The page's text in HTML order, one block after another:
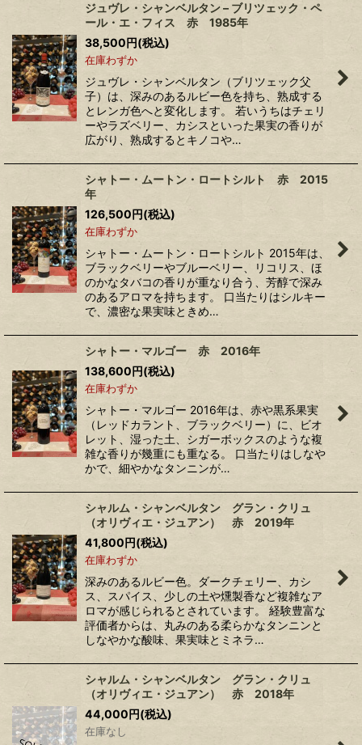
ジュヴレ・シャンベルタン – ブリツェック・ペ
ール・エ・フィス 赤 1985年
38,500円(税込)
在庫わずか
ジュヴレ・シャンベルタン（ブリツェック父
子）は、深みのあるルビー色を持ち、熟成する
とレンガ色へと変化します。 若いうちはチェリ
ーやラズベリー、カシスといった果実の香りが
広がり、熟成するとキノコや…
シャトー・ムートン・ロートシルト 赤 2015
年
126,500円(税込)
在庫わずか
シャトー・ムートン・ロートシルト 2015年は、
ブラックベリーやブルーベリー、リコリス、ほ
のかなタバコの香りが重なり合う、芳醇で深み
のあるアロマを持ちます。 口当たりはシルキー
で、濃密な果実味ときめ…
シャトー・マルゴー 赤 2016年
138,600円(税込)
在庫わずか
シャトー・マルゴー 2016年は、赤や黒系果実
（レッドカラント、ブラックベリー）に、ビオ
レット、湿った土、シガーボックスのような複
雑な香りが幾重にも重なる。 口当たりはしなや
かで、細やかなタンニンが…
シャルム・シャンベルタン グラン・クリュ
（オリヴィエ・ジュアン） 赤 2019年
41,800円(税込)
在庫わずか
深みのあるルビー色。ダークチェリー、カシ
ス、スパイス、少しの土や燻製香など複雑なア
ロマが感じられるとされています。 経験豊富な
評価者からは、丸みのある柔らかなタンニンと
しなやかな酸味、果実味とミネラ…
シャルム・シャンベルタン グラン・クリュ
（オリヴィエ・ジュアン） 赤 2018年
44,000円(税込)
在庫なし